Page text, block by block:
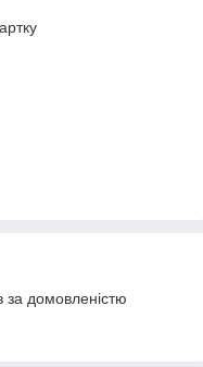
за домовленістю